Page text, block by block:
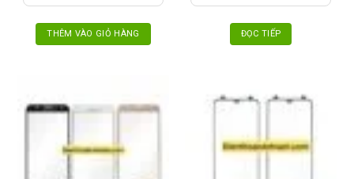
THÊM VÀO GIỎ HÀNG ĐỌC TIẾP